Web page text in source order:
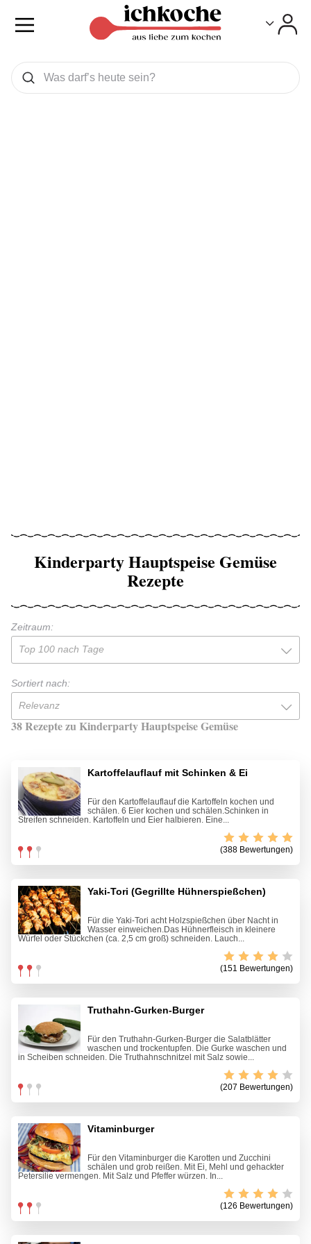
Was wollen Sie suchen
Suchen
Kinderparty Hauptspeise Gemüse
Rezepte
Zeitraum:
Top 100 nach Tage
Sortiert nach:
Relevanz
38 Rezepte zu Kinderparty Hauptspeise Gemüse
Kartoffelauflauf mit Schinken & Ei
Für den Kartoffelauflauf die Kartoffeln kochen und
schälen. 6 Eier kochen und schälen.Schinken in
Streifen schneiden. Kartoffeln und Eier halbieren. Eine...
(388 Bewertungen)
Yaki-Tori (Gegrillte Hühnerspießchen)
Für die Yaki-Tori acht Holzspießchen über Nacht in
Wasser einweichen.Das Hühnerfleisch in kleinere
Würfel oder Stückchen (ca. 2,5 cm groß) schneiden. Lauch...
(151 Bewertungen)
Truthahn-Gurken-Burger
Für den Truthahn-Gurken-Burger die Salatblätter
waschen und trockentupfen. Die Gurke waschen und
in Scheiben schneiden. Die Truthahnschnitzel mit Salz sowie...
(207 Bewertungen)
Vitaminburger
Für den Vitaminburger die Karotten und Zucchini
schälen und grob reißen. Mit Ei, Mehl und gehackter
Petersilie vermengen. Mit Salz und Pfeffer würzen. In...
(126 Bewertungen)